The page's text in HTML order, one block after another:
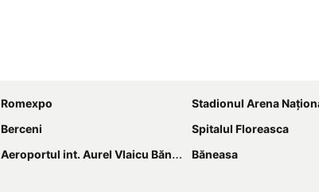
Romexpo
Stadionul Arena
Berceni
Spitalul Floreasca
Aeroportul int. Aurel Vlaicu Băneasa
Băneasa